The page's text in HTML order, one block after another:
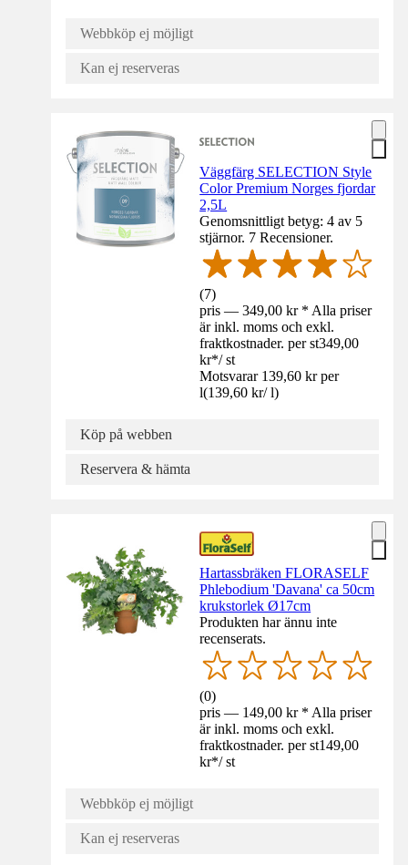
Webbköp ej möjligt
Kan ej reserveras
Väggfärg SELECTION Style
Color Premium Norges fjordar
2,5L
Genomsnittligt betyg: 4 av 5
stjärnor. 7 Recensioner.
(7)
pris — 349,00 kr * Alla priser
är inkl. moms och exkl.
fraktkostnader. per st349,00
kr*/ st
Motsvarar 139,60 kr per
l(139,60 kr/ l)
Köp på webben
Reservera & hämta
Hartassbräken FLORASELF
Phlebodium 'Davana' ca 50cm
krukstorlek Ø17cm
Produkten har ännu inte
recenserats.
(0)
pris — 149,00 kr * Alla priser
är inkl. moms och exkl.
fraktkostnader. per st149,00
kr*/ st
Webbköp ej möjligt
Kan ej reserveras